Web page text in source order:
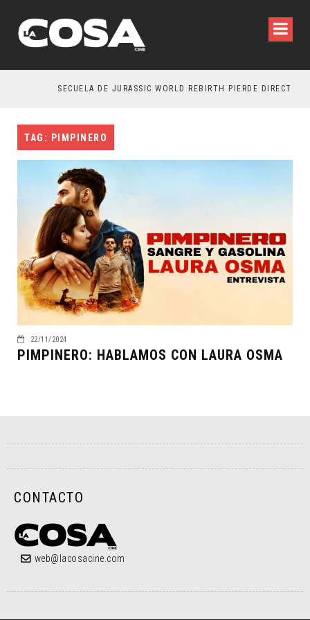
SECUELA DE JURASSIC WORLD REBIRTH PIERDE DIRECTOR
TAG: PIMPINERO
22/11/2024
PIMPINERO: HABLAMOS CON LAURA OSMA
CONTACTO
web@lacosacine.com